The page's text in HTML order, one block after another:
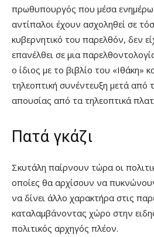
πρωθυπουργός που μέσα
αντίπαλοι έχουν ασχοληθεί σε
κυβερνητικό του παρελθόν, δεν
επανέλθει σε μια
ο ίδιος με το βιβλίο του «Ιθάκη»
τηλεοπτική συνέντευξη μετά από
απουσίας από τα τηλεοπτικά
Πατά γκάζι
Σκυτάλη παίρνουν τώρα οι
οποίες θα αρχίσουν να
να δίνει άλλο χαρακτήρα στις
καταλαμβάνοντας χώρο στην
πολιτικός αρχηγός πλέον.